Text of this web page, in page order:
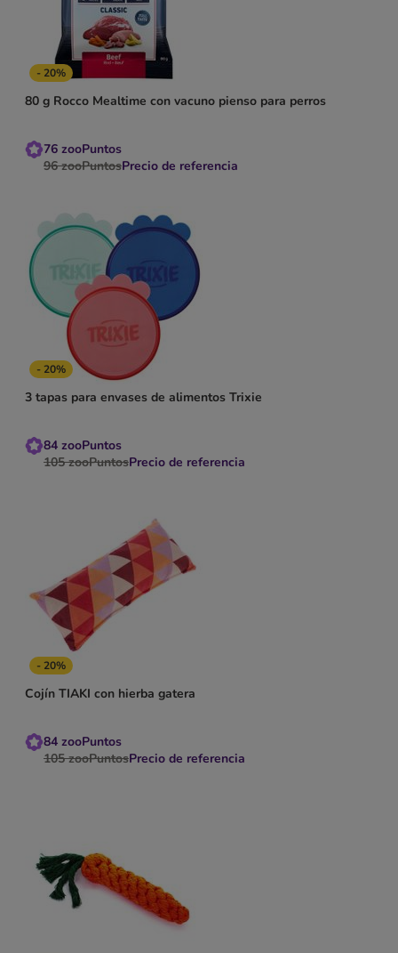
- 20%
80 g Rocco Mealtime con vacuno pienso para perros
76 zooPuntos
96 zooPuntosPrecio de referencia
- 20%
3 tapas para envases de alimentos Trixie
84 zooPuntos
105 zooPuntosPrecio de referencia
- 20%
Cojín TIAKI con hierba gatera
84 zooPuntos
105 zooPuntosPrecio de referencia